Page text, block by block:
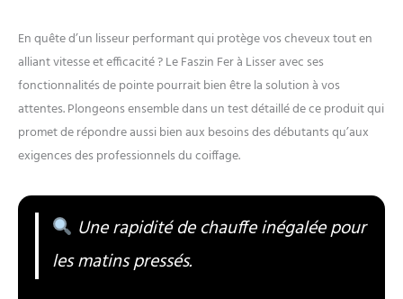
En quête d’un lisseur performant qui protège vos cheveux tout en
alliant vitesse et efficacité ? Le Faszin Fer à Lisser avec ses
fonctionnalités de pointe pourrait bien être la solution à vos
attentes. Plongeons ensemble dans un test détaillé de ce produit qui
promet de répondre aussi bien aux besoins des débutants qu’aux
exigences des professionnels du coiffage.
Une rapidité de chauffe inégalée pour
les matins pressés.